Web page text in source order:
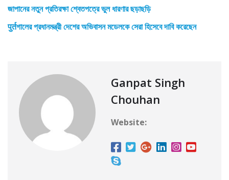
জাপানের নতুন প্রতিরক্ষা শ্বেতপত্রে ভুল ধারণার ছড়াছড়ি
पुर्तগালের প্রধানমন্ত্রী দেশের অভিবাসন মডেলকে সেরা হিসেবে দাবি করেছেন
Ganpat Singh
Chouhan
Website: